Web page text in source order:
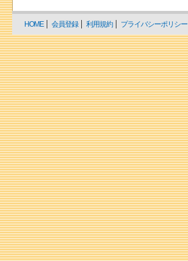
HOME 会員登録 利用規約 プライバシーポリシー